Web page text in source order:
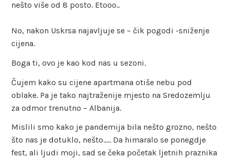
nešto više od 8 posto. Etooo..
No, nakon Uskrsa najavljuje se – čik pogodi -sniženje
cijena.
Boga ti, ovo je kao kod nas u sezoni.
Čujem kako su cijene apartmana otiše nebu pod
oblake. Pa je tako najtraženije mjesto na Sredozemlju
za odmor trenutno – Albanija.
Mislili smo kako je pandemija bila nešto grozno, nešto
što nas je dotuklo, nešto….. Da himaralo se ponegdje
fest, ali ljudi moji, sad se čeka početak ljetnih praznika